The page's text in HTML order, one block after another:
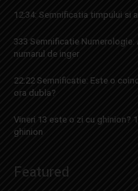
12:34: Semnificatia timpului si
333 Semnificatie
numarul de inger
22:22 Semnificatie: Este o
ora dubla?
Vineri 13 este o zi cu ghinion?
ghinion
Featured